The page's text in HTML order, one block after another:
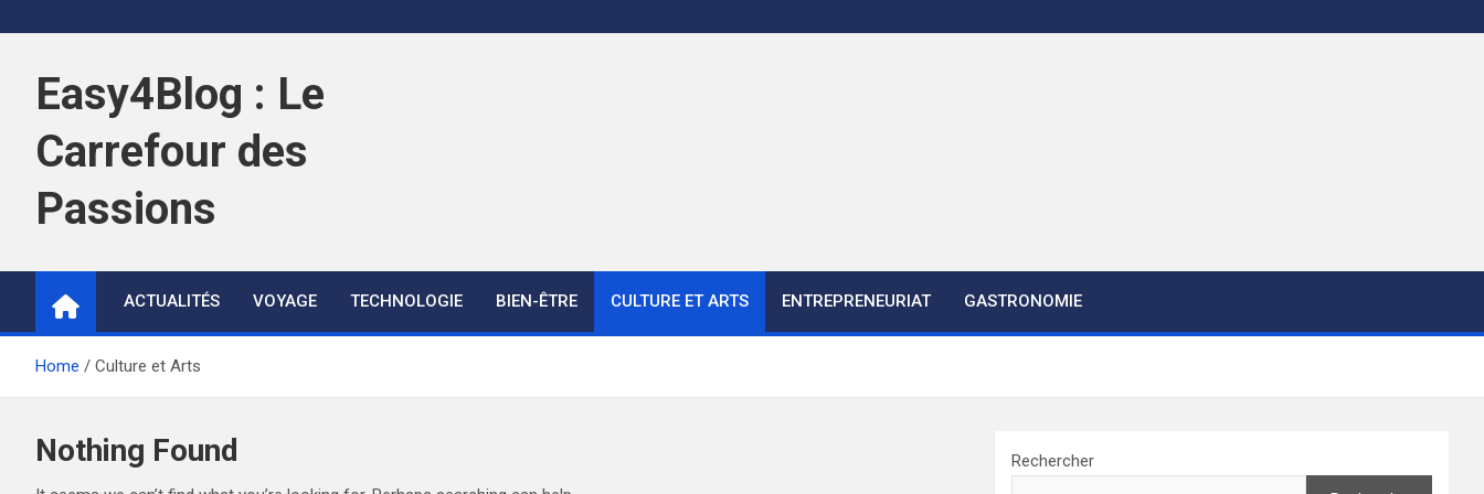
to
Easy4Blog : Le
Carrefour des
Passions
ACTUALITÉS VOYAGE TECHNOLOGIE BIEN-ÊTRE CULTURE ET ARTS ENTREPRENEURIAT GASTRONOMIE
Home Culture et Arts
Nothing Found
Rechercher